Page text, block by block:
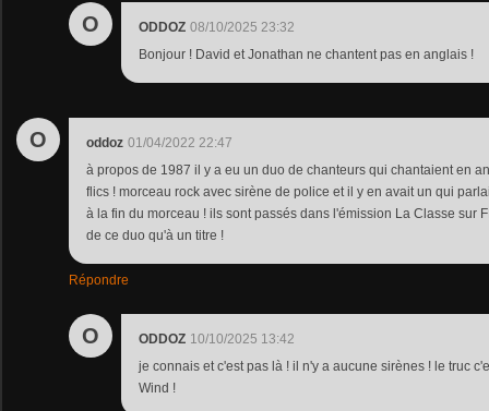
O ODDOZ 08/10/2025 23:32
Bonjour ! David et Jonathan ne chantent pas en anglais !
O oddoz 01/04/2022 22:47
à propos de 1987 il y a eu un duo de chanteurs qui chantaient en
flics ! morceau rock avec sirène de police et il y en avait un qui
à la fin du morceau ! ils sont passés dans l'émission La Classe sur
de ce duo qu'à un titre !
Répondre
O ODDOZ 10/10/2025 13:42
je connais et c'est pas là ! il n'y a aucune sirènes ! le truc
Wind !